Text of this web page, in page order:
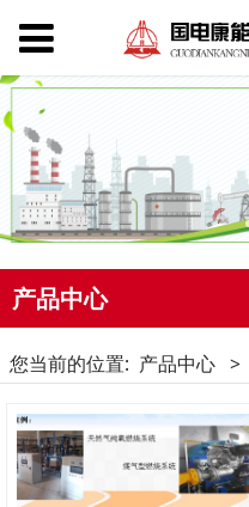
产品中心
您当前的位置: 产品中心 >